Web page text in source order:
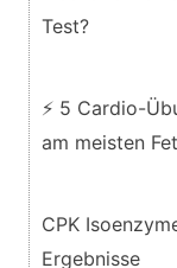
Test?
⚡ 5 Cardio-
am meisten
CPK
Ergebnisse